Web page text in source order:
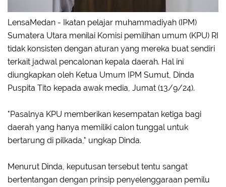
LensaMedan - Ikatan pelajar muhammadiyah (IPM)
Sumatera Utara menilai Komisi pemilihan umum (KPU) RI
tidak konsisten dengan aturan yang mereka buat sendiri
terkait jadwal pencalonan kepala daerah. Hal ini
diungkapkan oleh Ketua Umum IPM Sumut, Dinda
Puspita Tito kepada awak media, Jumat (13/9/24).
"Pasalnya KPU memberikan kesempatan ketiga bagi
daerah yang hanya memiliki calon tunggal untuk
bertarung di pilkada," ungkap Dinda.
Menurut Dinda, keputusan tersebut tentu sangat
bertentangan dengan prinsip penyelenggaraan pemilu